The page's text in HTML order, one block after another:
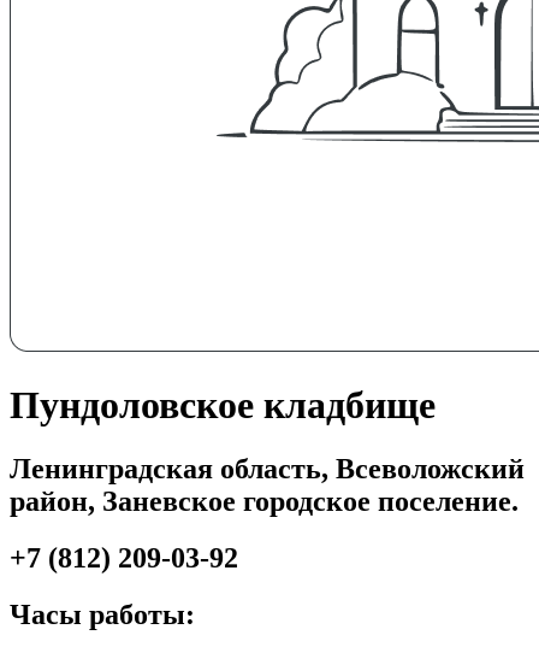
Пундоловское кладбище
Ленинградская область, Всеволожский
район, Заневское городское поселение.
+7 (812) 209-03-92
Часы работы: